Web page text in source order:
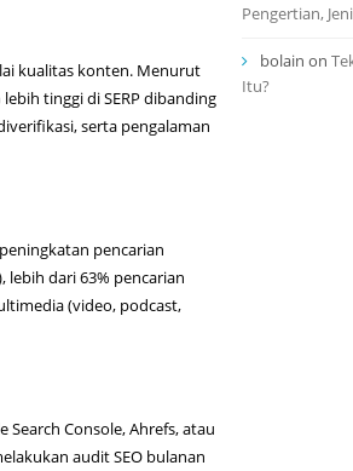
kualitas konten. Menurut
tinggi di SERP dibanding
serta pengalaman
pencarian
lebih dari 63% pencarian
(video, podcast,
Console, Ahrefs, atau
audit SEO bulanan
Pengertian,
bolain on
Itu?